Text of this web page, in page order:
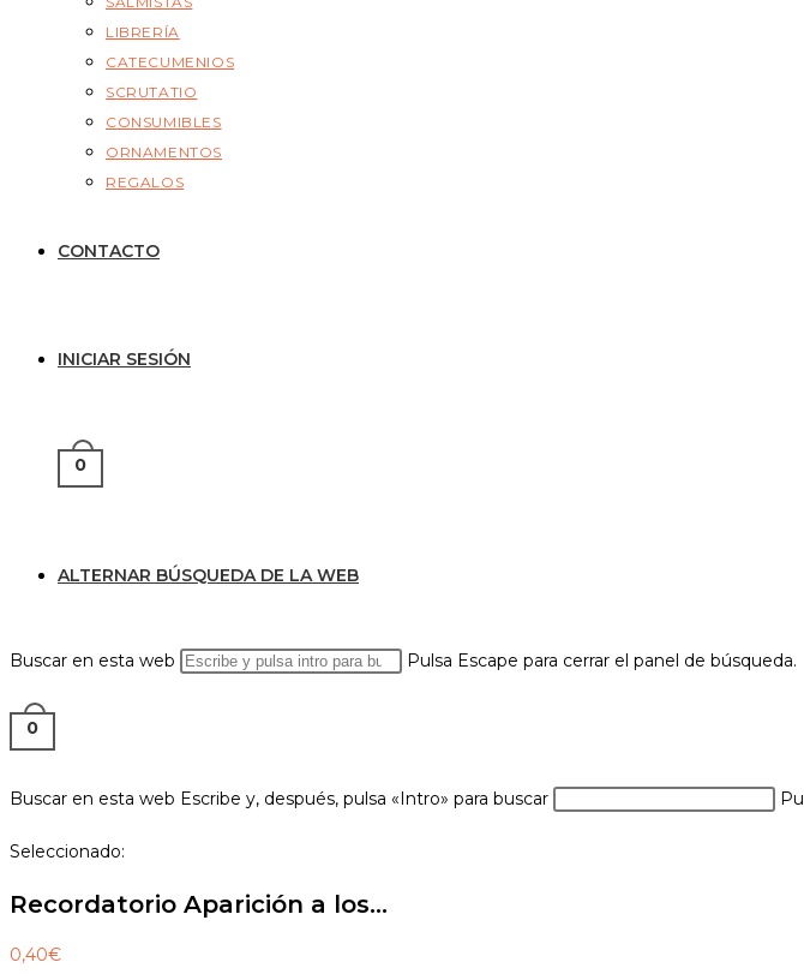
LIBRERÍA
CATECUMENIOS
SCRUTATIO
CONSUMIBLES
ORNAMENTOS
REGALOS
CONTACTO
INICIAR SESIÓN
0
ALTERNAR BÚSQUEDA DE LA WEB
Buscar en esta web Pulsa Escape para cerrar el panel de búsqueda.
0
Buscar en esta web Escribe y, después, pulsa «Intro» para buscar
Seleccionado:
Recordatorio Aparición a los…
0,40€